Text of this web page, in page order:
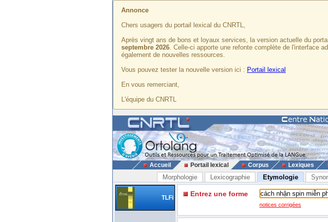
Annonce
Chers usagers du portail lexical du CNRTL,
Après vingt ans de bons et loyaux services, la version actuelle du
septembre 2026. Celle-ci apporte une refonte complète de l'interface
également de nouvelles ressources.
Vous pouvez tester la nouvelle version ici : Portail lexical
En vous remerciant,
L'équipe du CNRTL
Accueil Portail lexical Corpus Lexiques
Morphologie Lexicographie Etymologie
TLFi Entrez une forme
notices corrigées